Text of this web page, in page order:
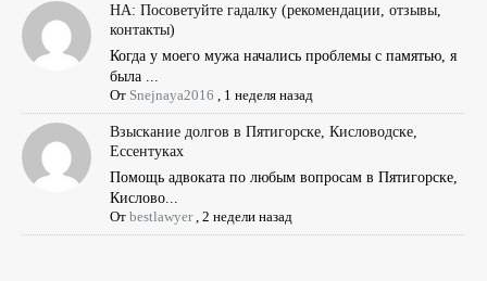
НА: Посоветуйте гадалку (рекомендации, отзывы,
контакты)
Когда у моего мужа начались проблемы с памятью, я
была ...
От Snejnaya2016 1 неделя назад
Взыскание долгов в Пятигорске, Кисловодске,
Ессентуках
Помощь адвоката по любым вопросам в Пятигорске,
Кислово...
Отbestlawyer,2 недели назад